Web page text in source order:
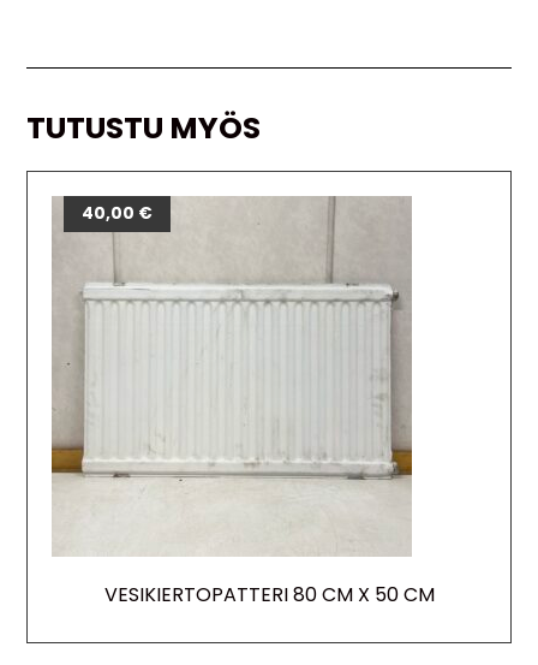
TUTUSTU MYÖS
VESIKIERTOPATTERI 80 CM X 50 CM
40,00 €